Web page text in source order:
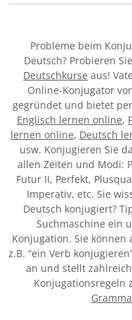
Probleme beim
Deutsch? Probieren
Deutschkurse aus!
Online-Konjugator
gegründet und bietet
Englisch lernen online,
lernen online, Deutsch
usw. Konjugieren Sie
allen Zeiten und Modi:
Futur II, Perfekt,
Imperativ, etc. Sie
Deutsch konjugiert?
Suchmaschine ein
Konjugation. Sie können
z.B. “ein Verb
an und stellt
Konjugationsregeln